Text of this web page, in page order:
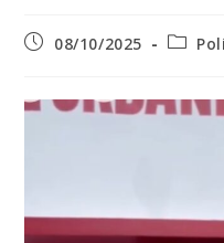
Post08/10/2025